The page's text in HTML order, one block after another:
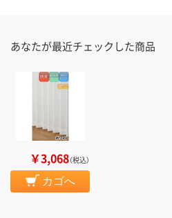
あなたが最近チェックした商品
￥3,068（税込）
カゴへ